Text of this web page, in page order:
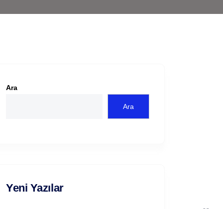
Ara
Ara
Yeni Yazılar